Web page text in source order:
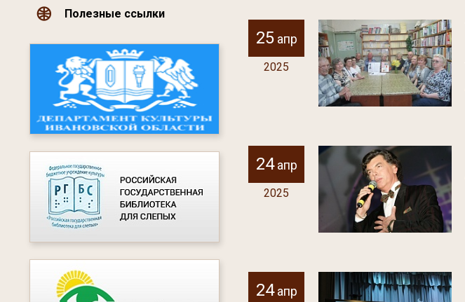
Полезные ссылки
25апр
2025
24апр
2025
24апр